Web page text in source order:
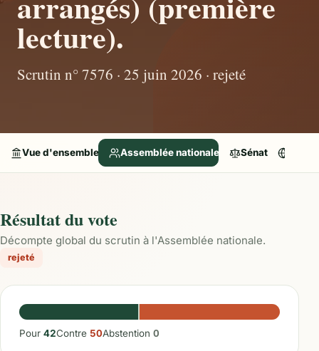
lecture).
Scrutin n° 7576 · 25 juin 2026 · rejeté
Vue d'ensemble Assemblée nationale Sénat
Résultat du vote
Décompte global du scrutin à l'Assemblée nationale.
rejeté
Pour 42Contre 50Abstention 0